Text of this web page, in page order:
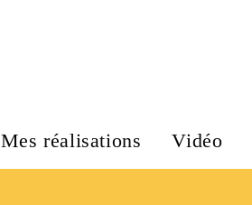
Mes réalisations Vidéo